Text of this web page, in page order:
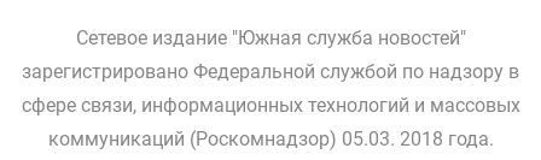
Сетевое издание "Южная служба новостей"
зарегистрировано Федеральной службой по надзору в
сфере связи, информационных технологий и массовых
коммуникаций (Роскомнадзор) 05.03. 2018 года.